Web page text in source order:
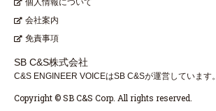
会社案内
免責事項
SB C&S株式会社
C&S ENGINEER VOICEはSB C&Sが運営しています。
Copyright © SB C&S Corp. All rights reserved.